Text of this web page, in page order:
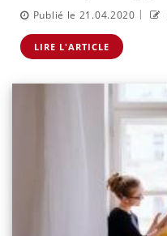
Publié le 21.04.2020 |
LIRE L'ARTICLE